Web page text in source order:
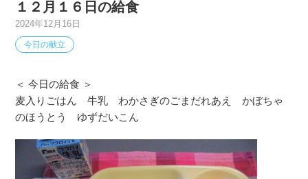
１２月１６日の給食
2024年12月16日
今日の献立
＜ 今日の給食 ＞
麦入りごはん 牛乳 わかさぎのごまだれあえ かぼちゃ
のほうとう ゆずだいこん